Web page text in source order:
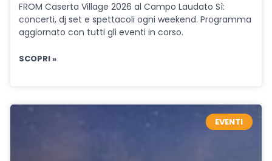
FROM Caserta Village 2026 al Campo Laudato Sì:
concerti, dj set e spettacoli ogni weekend. Programma
aggiornato con tutti gli eventi in corso.
SCOPRI »
EVENTI